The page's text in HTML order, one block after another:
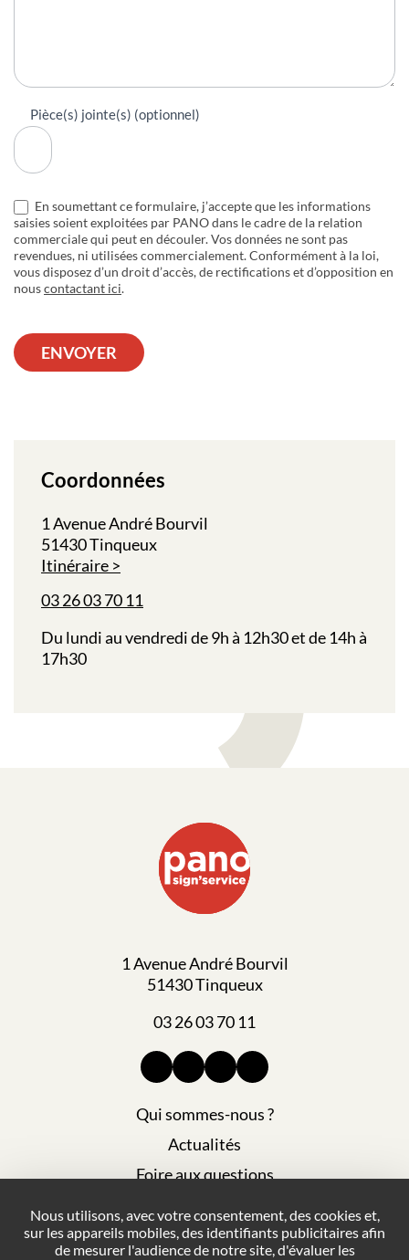
Pièce(s) jointe(s) (optionnel)
En soumettant ce formulaire, j’accepte que les informations
saisies soient exploitées par PANO dans le cadre de la relation
commerciale qui peut en découler. Vos données ne sont pas
revendues, ni utilisées commercialement. Conformément à la loi,
vous disposez d’un droit d’accès, de rectifications et d’opposition en
nouscontactant ici.
ENVOYER
Coordonnées
1 Avenue André Bourvil
51430 Tinqueux
Itinéraire
03 26 03 70 11
Du lundi au vendredi de 9h à 12h30 et de 14h à
17h30
1 Avenue André Bourvil
51430 Tinqueux
03 26 03 70 11
Qui sommes-nous ?
Actualités
Foire aux questions
Plan du site
Votre agence PANO Reims Tinqueuxsera
fermée du03/08 au 21/08 inclus.
Nous utilisons, avec votre consentement, des cookies et,
sur les appareils mobiles, des identifiants publicitaires afin
de mesurer l'audience de notre site, d'évaluer les